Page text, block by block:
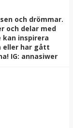
och drömmar.
och delar med
inspirera
eller har gått
IG: annasiwer